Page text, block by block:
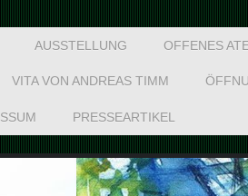
AUSSTELLUNG OFFENES
VITA VON ANDREAS TIMM
PRESSEARTIKEL